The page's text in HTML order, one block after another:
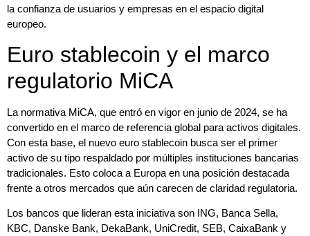
la confianza de usuarios y empresas en el espacio digital
europeo.
Euro stablecoin y el marco
regulatorio MiCA
La normativa MiCA, que entró en vigor en junio de 2024, se ha
convertido en el marco de referencia global para activos digitales.
Con esta base, el nuevo euro stablecoin busca ser el primer
activo de su tipo respaldado por múltiples instituciones bancarias
tradicionales. Esto coloca a Europa en una posición destacada
frente a otros mercados que aún carecen de claridad regulatoria.
Los bancos que lideran esta iniciativa son ING, Banca Sella,
KBC, Danske Bank, DekaBank, UniCredit, SEB, CaixaBank y